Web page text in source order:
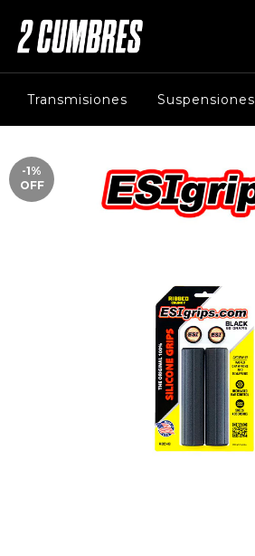
Transmisiones Suspensiones
-1%
OFF